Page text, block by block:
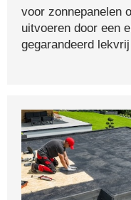
voor zonnepanelen
uitvoeren door een
gegarandeerd